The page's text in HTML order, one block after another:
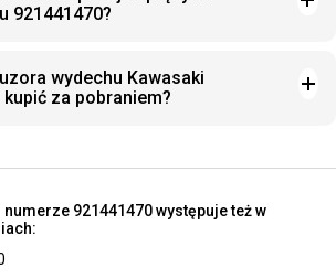
921441470?
wydechu Kawasaki
za pobraniem?
921441470 występuje też w